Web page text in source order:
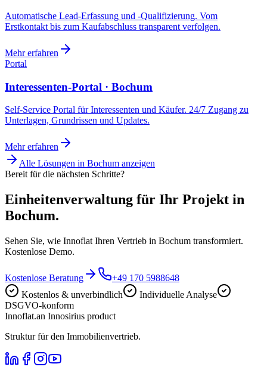
Automatische Lead-Erfassung und -Qualifizierung. Vom
Erstkontakt bis zum Kaufabschluss transparent verfolgen.
Mehr erfahren
Portal
Interessenten-Portal · Bochum
Self-Service Portal für Interessenten und Käufer. 24/7 Zugang zu
Unterlagen, Grundrissen und Updates.
Mehr erfahren
Alle Lösungen in Bochum anzeigen
Bereit für die nächsten Schritte?
Einheitenverwaltung für Ihr Projekt in
Bochum.
Sehen Sie, wie Innoflat Ihren Vertrieb in Bochum transformiert.
Kostenlose Demo.
Kostenlose Beratung
+49 170 5988648
Kostenlos & unverbindlich
Individuelle Analyse
DSGVO-konform
Innoflat.an Innosirius product
Struktur für den Immobilienvertrieb.